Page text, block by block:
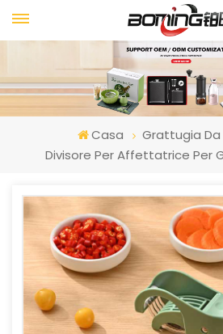
Casa
Grattugia Da
Divisore Per Affettatrice Per